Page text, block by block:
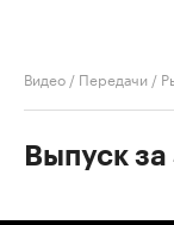
Видео / Передачи /
Выпуск